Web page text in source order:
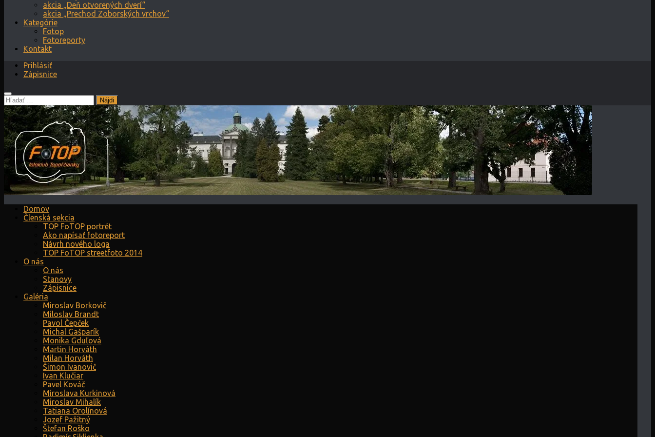
akcia „Deň otvorených dverí“
akcia „Prechod Zoborských vrchov“
Kategórie
Fotop
Fotoreporty
Kontakt
Prihlásiť
Zápisnice
Hľadať:
Domov
Členská sekcia
TOP FoTOP portrét
Ako napísať fotoreport
Návrh nového loga
TOP FoTOP streetfoto 2014
O nás
O nás
Stanovy
Zápisnice
Galéria
Miroslav Borkovič
Miloslav Brandt
Pavol Čepček
Michal Gašparík
Monika Gduľová
Martin Horváth
Milan Horváth
Šimon Ivanovič
Ivan Klučiar
Pavel Kováč
Miroslava Kurkinová
Miroslav Mihalík
Tatiana Orolínová
Jozef Pažitný
Štefan Roško